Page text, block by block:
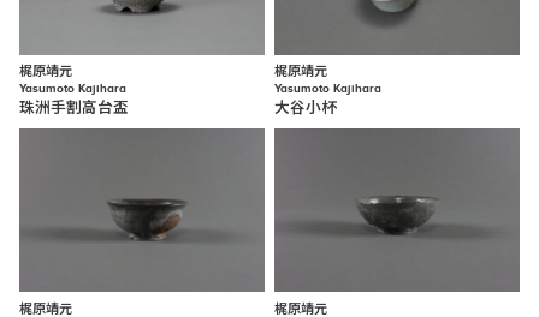
梶原靖元
Yasumoto Kajihara
珠洲手割高台盃
梶原靖元
Yasumoto Kajihara
大谷小杯
梶原靖元 梶原靖元